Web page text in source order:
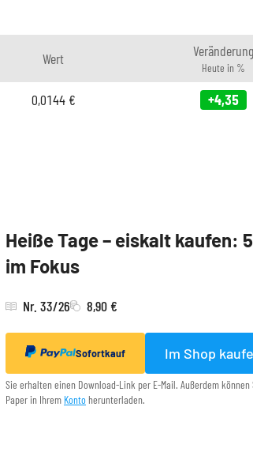
Wert Veränderung
Heute in %
0,0144€ +4,35
Heiße Tage – eiskalt kaufen:
im Fokus
Nr. 33/26 8,90 €
Sofortkauf Im Shop
Sie erhalten einen Download-Link per E-Mail. Außerdem
Paper in Ihrem Konto herunterladen.